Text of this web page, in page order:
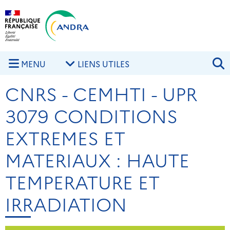
Aller au contenu principal
MENU LIENS UTILES
CNRS - CEMHTI - UPR
3079 CONDITIONS
EXTREMES ET
MATERIAUX : HAUTE
TEMPERATURE ET
IRRADIATION